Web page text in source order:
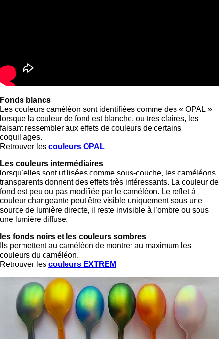
Fonds blancs
Les couleurs caméléon sont identifiées comme des « OPAL »
lorsque la couleur de fond est blanche, ou très claires, les
faisant ressembler aux effets de couleurs de certains
coquillages.
Retrouver les couleurs OPAL
Les couleurs intermédiaires
lorsqu’elles sont utilisées comme sous-couche, les caméléons
transparents donnent des effets très intéressants. La couleur de
fond est peu ou pas modifiée par le caméléon. Le reflet à
couleur changeante peut être visible uniquement sous une
source de lumière directe, il reste invisible à l’ombre ou sous
une lumière diffuse.
les fonds noirs et les couleurs sombres
Ils permettent au caméléon de montrer au maximum les
couleurs du caméléon.
Retrouver les couleurs EXTREM